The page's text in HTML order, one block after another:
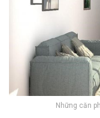
Những căn